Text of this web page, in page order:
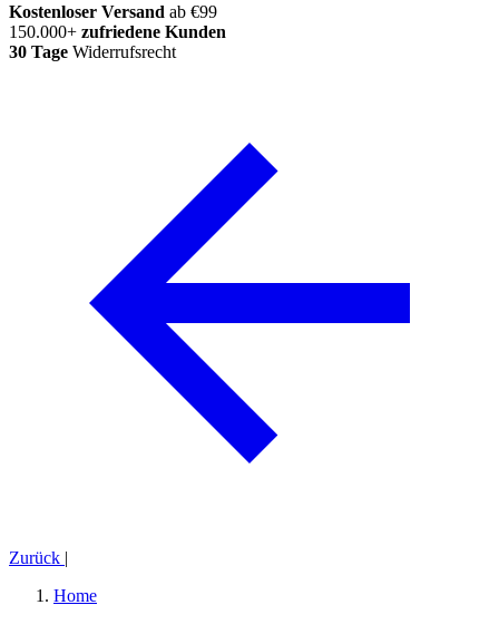
Kostenloser Versand ab €99
150.000+ zufriedene Kunden
30 Tage Widerrufsrecht
Zurück |
Home